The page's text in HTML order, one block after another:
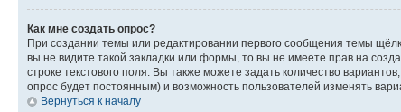
Как мне создать опрос?
При создании темы или редактировании первого сообщения темы
вы не видите такой закладки или формы, то вы не имеете прав на
строке текстового поля. Вы также можете задать количество
опрос будет постоянным) и возможность пользователей изменять
Вернуться к началу